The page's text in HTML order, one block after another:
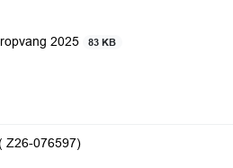
2025
83 KB
Z26-076597)